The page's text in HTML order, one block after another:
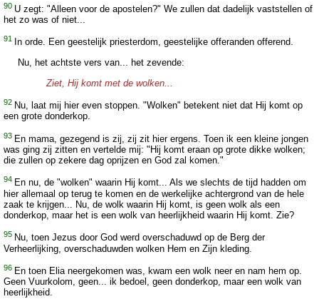
90 U zegt: "Alleen voor de apostelen?" We zullen dat dadelijk vaststellen of
het zo was of niet...
91 In orde. Een geestelijk priesterdom, geestelijke offeranden offerend.
Nu, het achtste vers van... het zevende:
Ziet, Hij komt met de wolken...
92 Nu, laat mij hier even stoppen. "Wolken" betekent niet dat Hij komt op
een grote donderkop.
93 En mama, gezegend is zij, zij zit hier ergens. Toen ik een kleine jongen
was ging zij zitten en vertelde mij: "Hij komt eraan op grote dikke wolken;
die zullen op zekere dag oprijzen en God zal komen."
94 En nu, de "wolken" waarin Hij komt... Als we slechts de tijd hadden om
hier allemaal op terug te komen en de werkelijke achtergrond van de hele
zaak te krijgen... Nu, de wolk waarin Hij komt, is geen wolk als een
donderkop, maar het is een wolk van heerlijkheid waarin Hij komt. Zie?
95 Nu, toen Jezus door God werd overschaduwd op de Berg der
Verheerlijking, overschaduwden wolken Hem en Zijn kleding.
96 En toen Elia neergekomen was, kwam een wolk neer en nam hem op.
Geen Vuurkolom, geen... ik bedoel, geen donderkop, maar een wolk van
heerlijkheid.